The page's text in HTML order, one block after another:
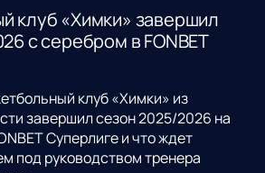
клуб «Химки» завершил
с серебром в FONBET
клуб «Химки» из
завершил сезон 2025/2026 на
Суперлиге и что ждет
под руководством тренера